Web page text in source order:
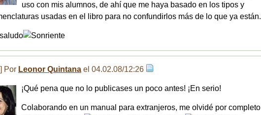
uso con mis alumnos, de ahí que me haya basado en los tipos y
usadas en el libro para no confundirlos más de lo que ya están.
Por Leonor Quintana el 04.02.08/12:26
¡Qué pena que no lo publicases un poco antes! ¡En serio!
Colaborando en un manual para extranjeros, me olvidé por completo